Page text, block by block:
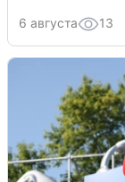
6 августа 13